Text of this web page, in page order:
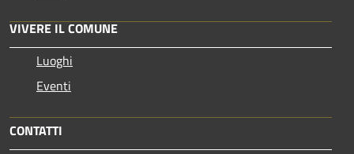
VIVERE IL COMUNE
Luoghi
Eventi
CONTATTI